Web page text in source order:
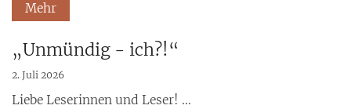
Mehr
„Unmündig - ich?!“
2. Juli 2026
Liebe Leserinnen und Leser! ...